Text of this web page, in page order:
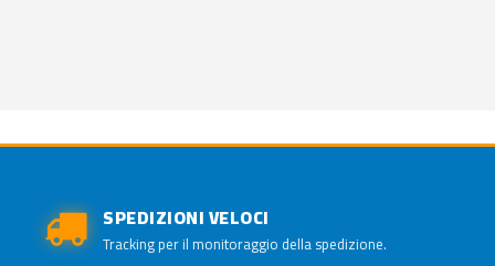
SPEDIZIONI VELOCI
Tracking per il monitoraggio della spedizione.